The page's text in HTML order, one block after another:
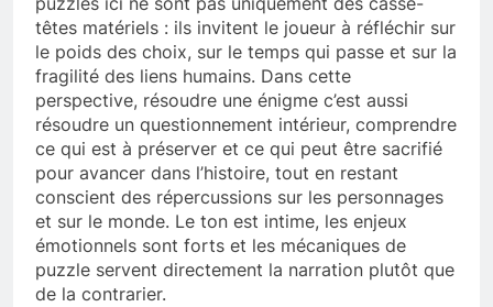
têtes matériels : ils invitent le joueur à réfléchir sur
le poids des choix, sur le temps qui passe et sur la
fragilité des liens humains. Dans cette
perspective, résoudre une énigme c’est aussi
résoudre un questionnement intérieur, comprendre
ce qui est à préserver et ce qui peut être sacrifié
pour avancer dans l’histoire, tout en restant
conscient des répercussions sur les personnages
et sur le monde. Le ton est intime, les enjeux
émotionnels sont forts et les mécaniques de
puzzle servent directement la narration plutôt que
de la contrarier.